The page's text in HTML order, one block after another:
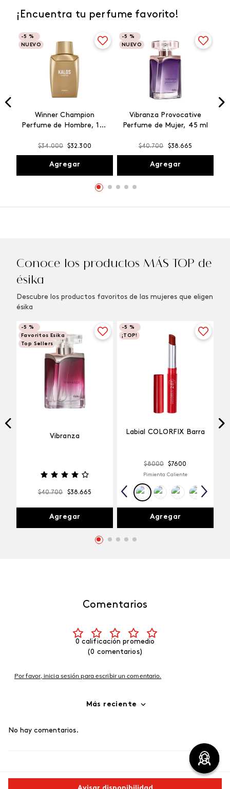
¡Encuentra tu perfume favorito!
-5 %
NUEVO
Winner Champion
Perfume de Hombre, 100
$34.000 $32.300
Agregar
-5 %
NUEVO
Vibranza Provocative
Perfume de Mujer, 45 ml
$40.700 $38.665
Agregar
Conoce los productos MÁS TOP de
ésika
Descubre los productos favoritos de las mujeres que eligen
ésika
-5 %
Favoritos Esika
Top Sellers
Vibranza
$40.700 $38.665
Agregar
-5 %
¡TOP!
Labial COLORFIX Barra
$8000 $7600
Pimienta Caliente
Agregar
Comentarios
0 calificación promedio
(0 comentarios)
Por favor, inicia sesión para escribir un comentario.
Más reciente
No hay comentarios.